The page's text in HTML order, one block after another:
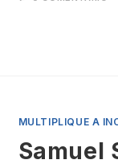
MULTIPLIQUE A
Samuel